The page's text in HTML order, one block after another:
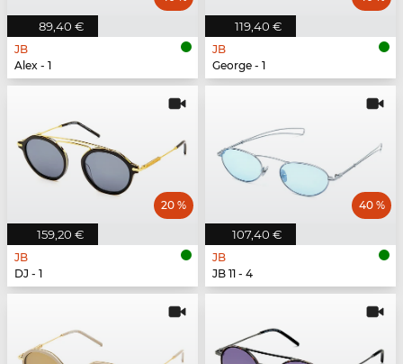
89,40 €
JB
Alex - 1
119,40 €
JB
George - 1
159,20 €
20 %
JB
DJ - 1
107,40 €
40 %
JB
JB 11 - 4